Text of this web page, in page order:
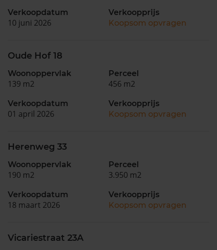
Verkoopdatum
10 juni 2026
Verkoopprijs
Koopsom opvragen
Oude Hof 18
Woonoppervlak
139 m2
Perceel
456 m2
Verkoopdatum
01 april 2026
Verkoopprijs
Koopsom opvragen
Herenweg 33
Woonoppervlak
190 m2
Perceel
3.950 m2
Verkoopdatum
18 maart 2026
Verkoopprijs
Koopsom opvragen
Vicariestraat 23A